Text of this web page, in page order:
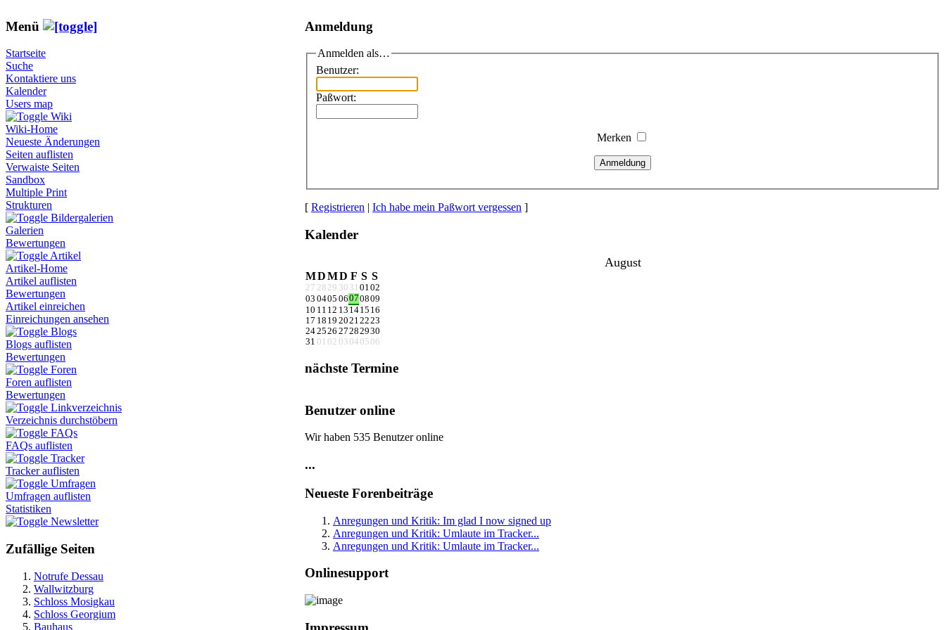
Menü
Startseite
Suche
Kontaktiere uns
Kalender
Users map
Wiki
Wiki-Home
Neueste Änderungen
Seiten auflisten
Verwaiste Seiten
Sandbox
Multiple Print
Strukturen
Bildergalerien
Galerien
Bewertungen
Artikel
Artikel-Home
Artikel auflisten
Bewertungen
Artikel einreichen
Einreichungen ansehen
Blogs
Blogs auflisten
Bewertungen
Foren
Foren auflisten
Bewertungen
Linkverzeichnis
Verzeichnis durchstöbern
FAQs
FAQs auflisten
Tracker
Tracker auflisten
Umfragen
Umfragen auflisten
Statistiken
Newsletter
Zufällige Seiten
Notrufe Dessau
Wallwitzburg
Schloss Mosigkau
Schloss Georgium
Bauhaus
Anmeldung
Anmelden als…
Benutzer:
Paßwort:
Merken
Anmeldung
[ Registrieren | Ich habe mein Paßwort vergessen ]
Kalender
August
MDMD F S S
27 28 29 30 31 0102
03 0405 06070809
10 11 12 13 1415 16
17 18 19 20212223
242526 27282930
31 01 02 03 04 05 06
nächste Termine
Benutzer online
Wir haben 535 Benutzer online
...
Neueste Forenbeiträge
Anregungen und Kritik: Im glad I now signed up
Anregungen und Kritik: Umlaute im Tracker...
Anregungen und Kritik: Umlaute im Tracker...
Onlinesupport